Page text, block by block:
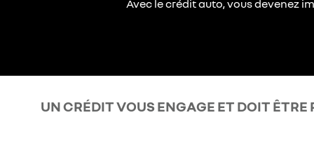
Avec le crédit auto, vous devenez
UN CRÉDIT VOUS ENGAGE ET DOIT